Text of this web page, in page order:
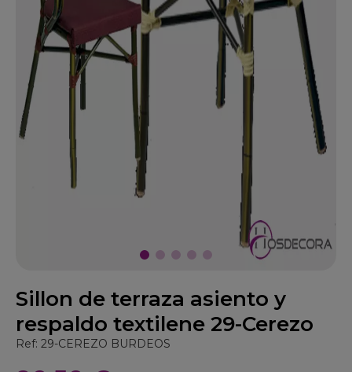
Sillon de terraza asiento y
respaldo textilene 29-Cerezo
Ref: 29-CEREZO BURDEOS